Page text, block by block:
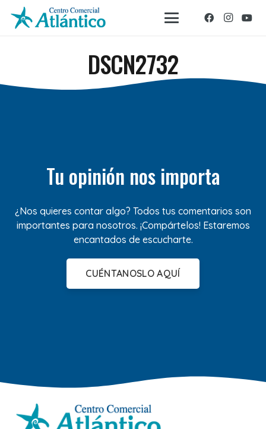
DSCN2732
Tu opinión nos importa
¿Nos quieres contar algo? Todos tus comentarios son
importantes para nosotros. ¡Compártelos! Estaremos
encantados de escucharte.
CUÉNTANOSLO AQUÍ